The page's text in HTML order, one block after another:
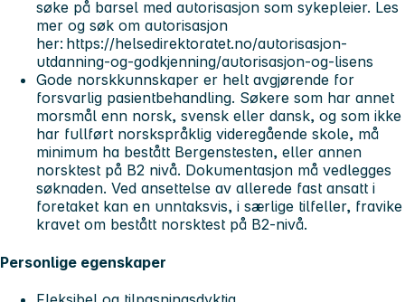
søke på barsel med autorisasjon som sykepleier. Les
mer og søk om autorisasjon
her: https://helsedirektoratet.no/autorisasjon-
utdanning-og-godkjenning/autorisasjon-og-lisens
Gode norskkunnskaper er helt avgjørende for
forsvarlig pasientbehandling. Søkere som har annet
morsmål enn norsk, svensk eller dansk, og som ikke
har fullført norskspråklig videregående skole, må
minimum ha bestått Bergenstesten, eller annen
norsktest på B2 nivå. Dokumentasjon må vedlegges
søknaden. Ved ansettelse av allerede fast ansatt i
foretaket kan en unntaksvis, i særlige tilfeller, fravike
kravet om bestått norsktest på B2-nivå.
Personlige egenskaper